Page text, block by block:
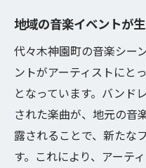
最新技術がもた
録音テクニッ
音質向上を目
スタジオ機材
高品質な録音
バンドレコー
地域の音楽イベントが
代々木神園町の音楽シー
ントがアーティストにと
となっています。バンド
された楽曲が、地元の音
露されることで、新たな
す。これにより、アーテ